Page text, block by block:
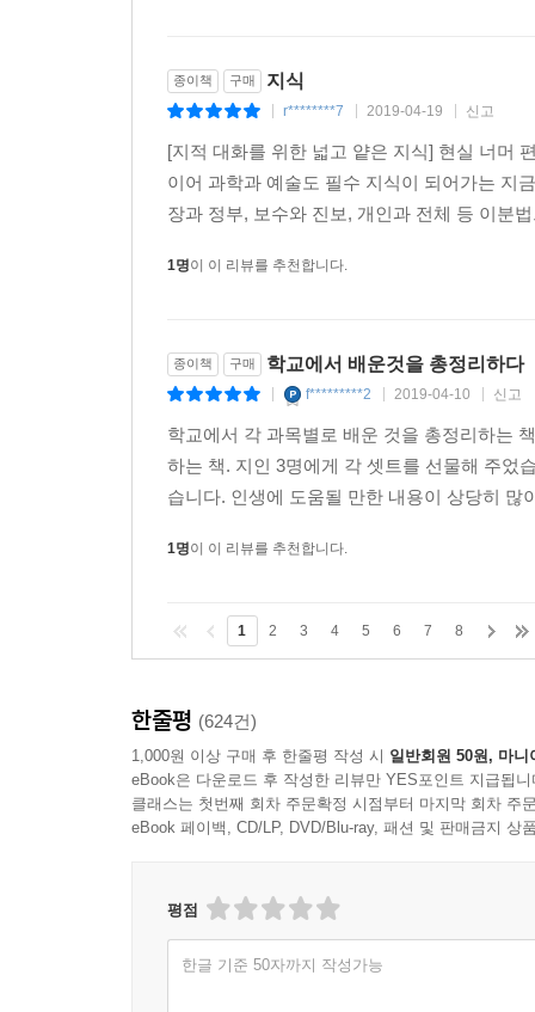
학교에서 배웠던 다양한 이론들이 흐릿해지게
위해서라도. (회색항구)
제 직업은 의사입니다. 개인적인 관심으로 인문
구성한다는 것은 제 입장에선 어려웠기 때문에
집어주듯이 효과적인 구성을 사용하여 친절하게
기대를 해봅니다.
(중략)
저자가 말한 대로 "스스로 판단하고 결정하는
유용한 책이 될 것이라 생각하고 내가 어떤 식
유용하리라 생각합니다. (Dr 김형찬)
이 책을 읽고 나니 지적인 대화에서 전혀 움츠릴
가볍되 결코 가볍지 않은 책이다. 놀랍도록 많은
종이책 구매 지식
r********7 2019-04-19 신고
[지적 대화를 위한 넓고 얕은 지식] 현실 너머
이어 과학과 예술도 필수 지식이 되어가는 지
장과 정부, 보수와 진보, 개인과 전체 등 이분
1명이 이 리뷰를 추천합니다.
종이책 구매 학교에서 배운것을 총정리하다
f*********2 2019-04-10 신고
학교에서 각 과목별로 배운 것을 총정리하는
하는 책. 지인 3명에게 각 셋트를 선물해 주었
습니다. 인생에 도움될 만한 내용이 상당히
1명이 이 리뷰를 추천합니다.
1 2 3 4 5 6 7 8
한줄평 (624건)
1,000원 이상 구매 후 한줄평 작성 시 일반회원 50원, 마니
eBook은 다운로드 후 작성한 리뷰만 YES포인트 지급됩니
클래스는 첫번째 회차 주문확정 시점부터 마지막 회차 주
eBook 페이백, CD/LP, DVD/Blu-ray, 패션 및 판매금지 상
평점
한글 기준 50자까지 작성가능